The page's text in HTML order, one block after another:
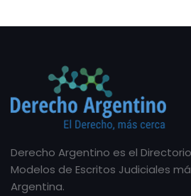
Derecho Argentino es el
Modelos de Escritos Judiciales
Argentina.